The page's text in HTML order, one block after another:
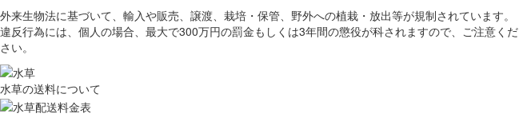
外来生物法に基づいて、輸入や販売、譲渡、栽培・保管、野外への植栽・放出等が規制されています。
違反行為には、個人の場合、最大で300万円の罰金もしくは3年間の懲役が科されますので、ご注意くだ
さい。
水草の送料について